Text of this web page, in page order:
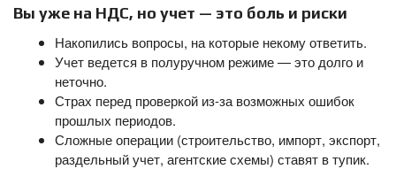
Вы уже на НДС, но учет — это боль и риски
Накопились вопросы, на которые некому ответить.
Учет ведется в полуручном режиме — это долго и
неточно.
Страх перед проверкой из-за возможных ошибок
прошлых периодов.
Сложные операции (строительство, импорт, экспорт,
раздельный учет, агентские схемы) ставят в тупик.